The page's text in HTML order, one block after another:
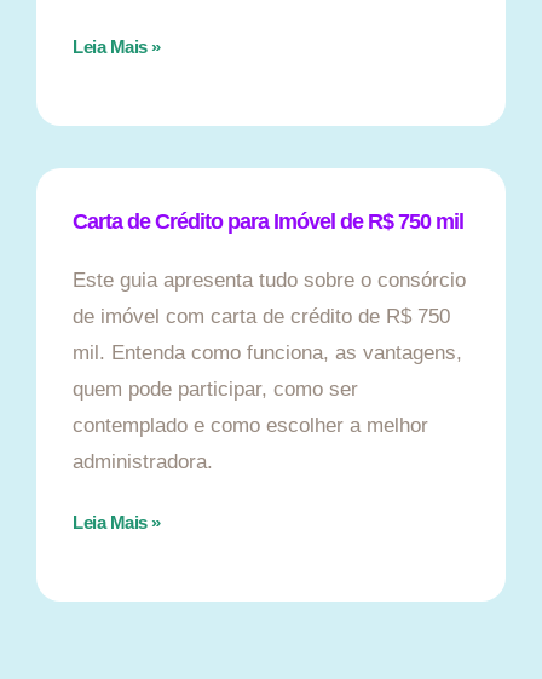
Leia Mais »
Carta de Crédito para Imóvel de R$ 750 mil
Este guia apresenta tudo sobre o consórcio
de imóvel com carta de crédito de R$ 750
mil. Entenda como funciona, as vantagens,
quem pode participar, como ser
contemplado e como escolher a melhor
administradora.
Leia Mais »